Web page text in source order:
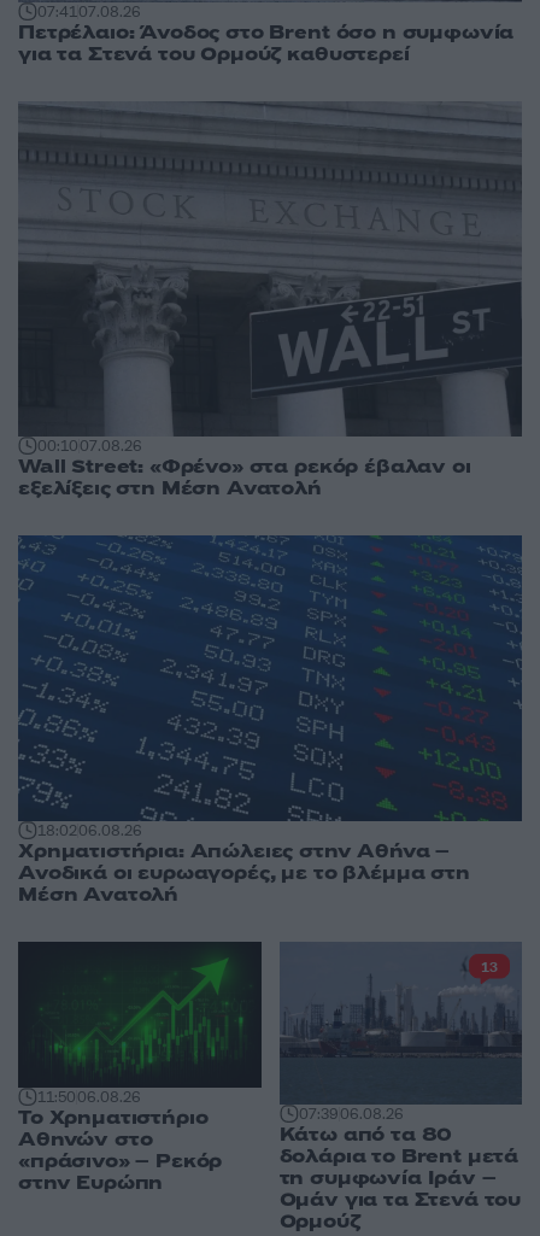
07:4107.08.26
Πετρέλαιο: Άνοδος στο Brent όσο η συμφωνία
για τα Στενά του Ορμούζ καθυστερεί
00:1007.08.26
Wall Street: «Φρένο» στα ρεκόρ έβαλαν οι
εξελίξεις στη Μέση Ανατολή
18:0206.08.26
Χρηματιστήρια: Απώλειες στην Αθήνα –
Ανοδικά οι ευρωαγορές, με το βλέμμα στη
Μέση Ανατολή
11:5006.08.26
Το Χρηματιστήριο
Αθηνών στο
«πράσινο» – Ρεκόρ
στην Ευρώπη
07:3906.08.26
Κάτω από τα 80
δολάρια το Brent μετά
τη συμφωνία Ιράν –
Ομάν για τα Στενά του
Ορμούζ
13